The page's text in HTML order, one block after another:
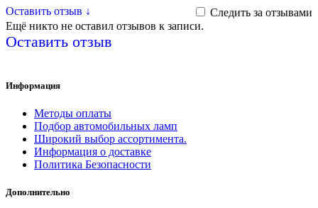
Следить за отзывами
Оставить отзыв ↓
Ещё никто не оставил отзывов к записи.
Оставить отзыв
Информация
Методы оплаты
Подбор автомобильных ламп
Широкий выбор ассортимента.
Информация о доставке
Политика Безопасности
Дополнительно